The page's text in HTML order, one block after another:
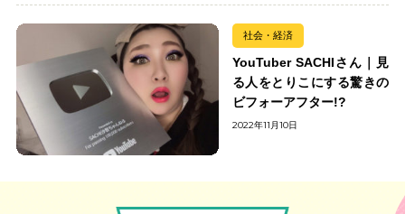
社会・経済
YouTuber SACHIさん｜見
る人をとりこにする驚きの
ビフォーアフター!?
2022年11月10日